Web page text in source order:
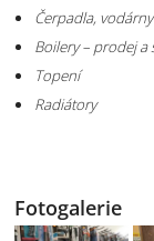
Čerpadla,
Boilery – prodej a
Topení
Radiátory
Fotogalerie